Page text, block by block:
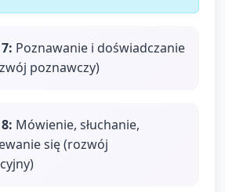
7: Poznawanie i doświadczanie
poznawczy)
8: Mówienie, słuchanie,
się (rozwój